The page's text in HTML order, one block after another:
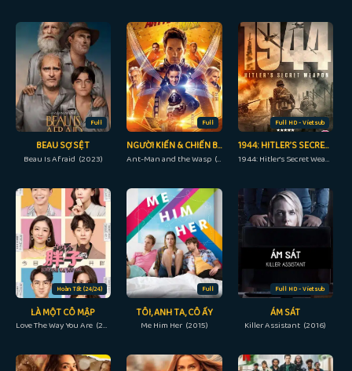
Full
BEAU SỢ SỆT
Beau Is Afraid (2023)
Full
NGƯỜI KIẾN & CHIẾN BINH ONG
Ant-Man and the Wasp (2018)
Full HD - Vietsub
1944: HITLER’S SECRET WEAPON
1944: Hitler's Secret Weapon (2021)
Hoàn Tất (24/24)
LÀ MỘT CÔ MẬP
Love The Way You Are (2019)
Full
TÔI, ANH TA, CÔ ẤY
Me Him Her (2015)
Full HD - Vietsub
ÁM SÁT
Killer Assistant (2016)